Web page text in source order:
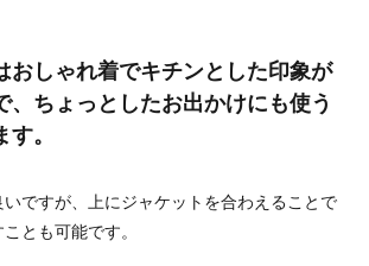
りませんか？それは下着が体に合っていないサイ
おしゃれ着でキチンとした印象が
、ちょっとしたお出かけにも使う
す。
いですが、上にジャケットを合わえることで
とも可能です。